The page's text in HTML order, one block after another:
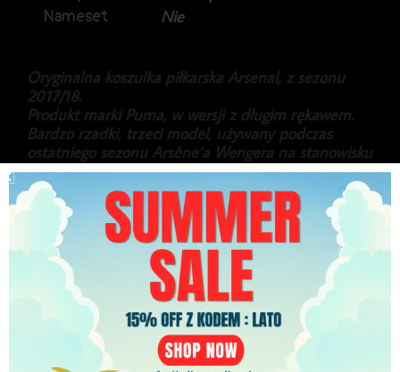
Nameset
Nie
Oryginalna koszulka piłkarska Arsenal, z sezonu
2017/18.
Produkt marki Puma, w wersji z długim rękawem.
Bardzo rzadki, trzeci model, używany podczas
ostatniego sezonu Arsène’a Wengera na stanowisku
menedżera „Kanonierów” – głównie w meczach
wyjazdowych Ligi Europy oraz pucharów krajowych.
Stan generalnie bardzo dobry, delikatnie
uszkodzona literka E na sponsorze z przodu.
429.99